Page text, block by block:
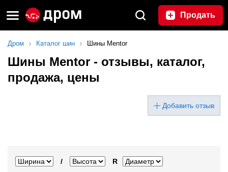
Продать
Дром Каталог шин Шины Mentor
Шины Mentor - отзывы, каталог,
продажа, цены
Добавить отзыв
/ R